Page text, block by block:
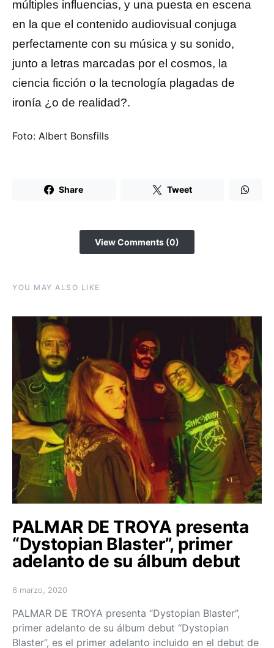
múltiples influencias, y una puesta en escena
en la que el contenido audiovisual conjuga
perfectamente con su música y su sonido,
junto a letras marcadas por el cosmos, la
ciencia ficción o la tecnología plagadas de
ironía ¿o de realidad?.
Foto: Albert Bonsfills
Share Tweet
View Comments (0)
YOU MAY ALSO LIKE
PALMAR DE TROYA presenta
“Dystopian Blaster”, primer
adelanto de su álbum debut
Posted on
6 marzo, 2020
PALMAR DE TROYA presenta “Dystopian Blaster”,
primer adelanto de su álbum debut “Dystopian
Blaster”, es el primer adelanto incluido en el debut de